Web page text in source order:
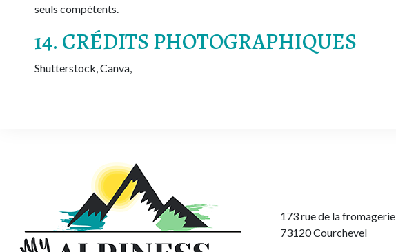
seuls compétents.
14. CRÉDITS PHOTOGRAPHIQUES
Shutterstock, Canva,
173 rue de la fromagerie
73120 Courchevel